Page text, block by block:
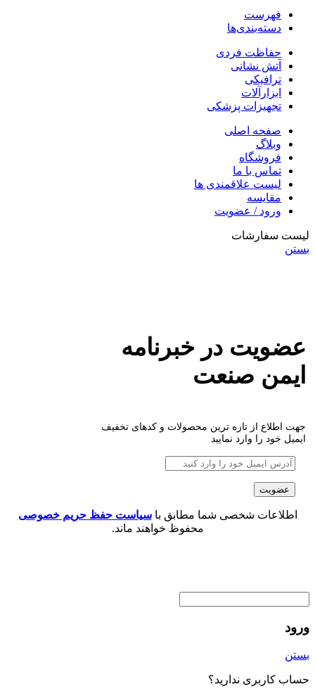
فهرست
دسته‌بندی‌ها
حفاظت فردی
آتش نشانی
ترافیکی
ابزارآلات
تجهیزات پزشکی
صفحه اصلی
وبلاگ
فروشگاه
تماس با ما
لیست علاقمندی ها
مقایسه
ورود / عضویت
لیست سفارشات
بستن
عضویت در خبرنامه
ایمن صنعت
جهت اطلاع از تازه ترین محصولات و کدهای تخفیف
ایمیل خود را وارد نمایید
اطلاعات شخصی شما مطابق باسیاست حفظ حریم خصوصی
محفوظ خواهند ماند.
ورود
بستن
حساب کاربری ندارید؟